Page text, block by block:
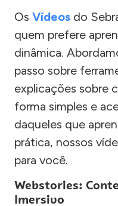
Os Vídeos do
quem prefere
dinâmica.
passo sobre
explicações sobre
forma simples e
daqueles que
prática, nossos
para você.
Webstories:
Imersivo